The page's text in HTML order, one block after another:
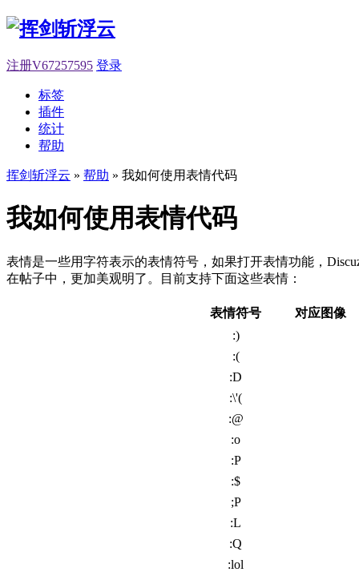
注册V67257595 登录
标签
插件
统计
帮助
挥剑斩浮云 » 帮助 » 我如何使用表情代码
我如何使用表情代码
表情是一些用字符表示的表情符号，如果打开表情功能，
在帖子中，更加美观明了。目前支持下面这些表情：
表情符号
对应图像
:)
:(
:D
:\'(
:@
:o
:P
:$
;P
:L
:Q
:lol